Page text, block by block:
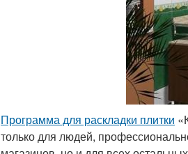
Программа для раскладки плитки
только для людей,